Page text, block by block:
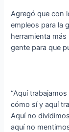
Agregó que con
empleos para la
herramienta
gente para que
“Aquí
cómo sí y aquí
Aquí no
aquí no